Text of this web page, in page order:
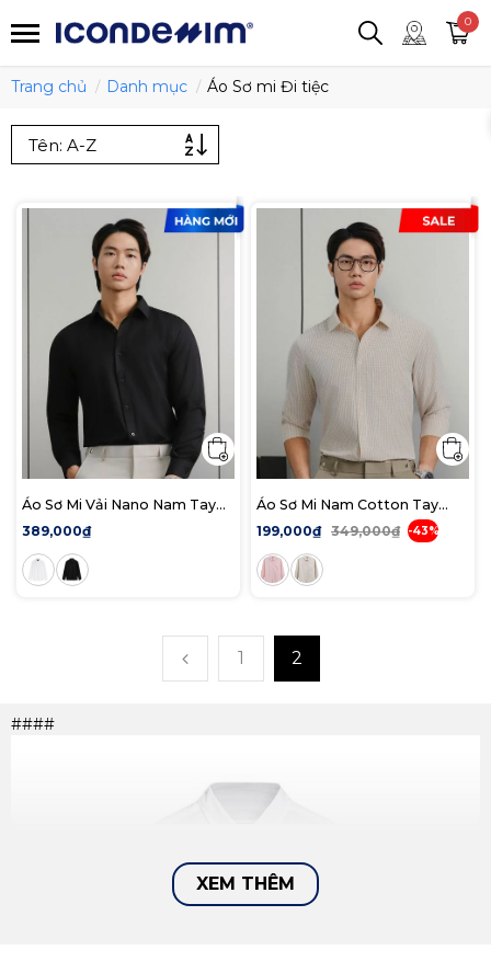
0
Trang chủ Danh mục Áo Sơ mi Đi tiệc
Áo Sơ Mi Vải Nano Nam Tay
Dài Anti-Wrinkle Form Slim
389,000₫
Áo Sơ Mi Nam Cotton Tay
Dài Soft Touch Gingham
199,000₫ 349,000₫ -43%
1 2
####
XEM THÊM